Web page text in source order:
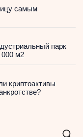
самым
парк
м2
криптоактивы